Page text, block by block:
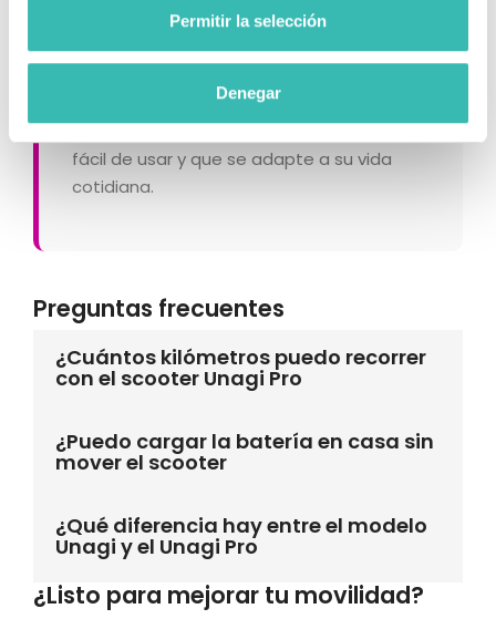
Permitir la selección
Denegar
Usuarios que requieren autonomía superior
Aquellos que buscan un scooter práctico,
fácil de usar y que se adapte a su vida
cotidiana.
Preguntas frecuentes
¿Cuántos kilómetros puedo recorrer
con el scooter Unagi Pro
¿Puedo cargar la batería en casa sin
mover el scooter
¿Qué diferencia hay entre el modelo
Unagi y el Unagi Pro
¿Listo para mejorar tu movilidad?